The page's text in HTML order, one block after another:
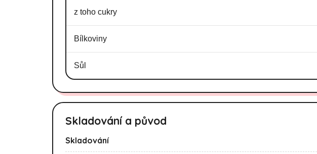
z toho cukry
Bílkoviny
Sůl
Skladování a původ
Skladování